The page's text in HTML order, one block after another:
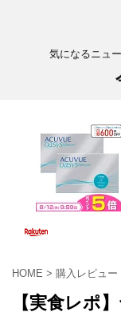
気になるニュ
HOME > 購入レビュー
【実食レポ